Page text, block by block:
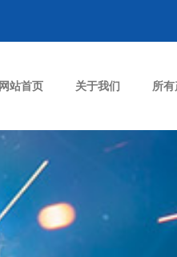
网站首页 关于我们 所